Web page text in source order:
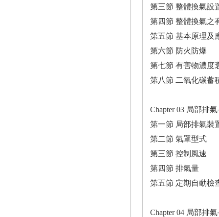
第三節 整體換氣設
第四節 整體換氣之
第五節 基本原理及
第六節 防火防爆
第七節 有害物濃度
第八節 二氧化碳蓄
Chapter 03 局部排
第一節 局部排氣裝
第二節 氣罩型式
第三節 控制風速
第四節 排氣量
第五節 定期自動檢
Chapter 04 局部排